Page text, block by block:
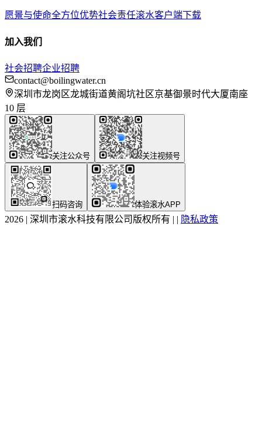
愿景与使命全方位优势社会责任滚水客户端下载
加入我们
社会招聘企业招聘
contact@boilingwater.cn
深圳市龙岗区龙城街道黄阁坑社区京基御景时代大厦南座
10 层
关注公众号 关注视频号
扫码咨询 体验滚水APP
2026 | 深圳市滚水科技有限公司版权所有 | | 隐私政策